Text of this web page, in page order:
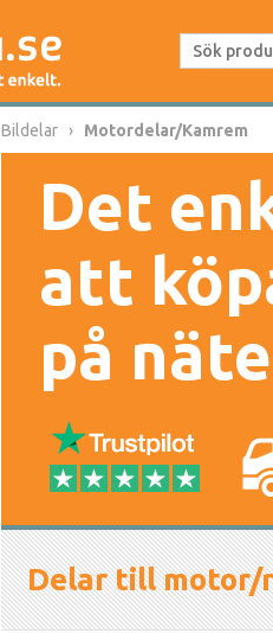
Bildelar Motordelar/Kamrem
Det
att
på
Delar till motor/